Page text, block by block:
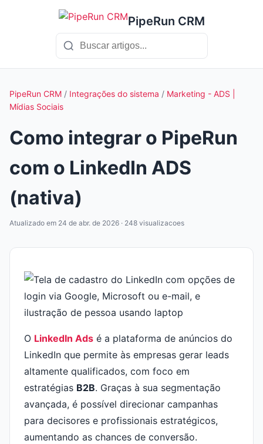
PipeRun CRM
PipeRun CRM / Integrações do sistema / Marketing - ADS |
Mídias Sociais
Como integrar o PipeRun
com o LinkedIn ADS
(nativa)
Atualizado em 24 de abr. de 2026 · 248 visualizacoes
O LinkedIn Ads é a plataforma de anúncios do
LinkedIn que permite às empresas gerar leads
altamente qualificados, com foco em
estratégias B2B. Graças à sua segmentação
avançada, é possível direcionar campanhas
para decisores e profissionais estratégicos,
aumentando as chances de conversão.